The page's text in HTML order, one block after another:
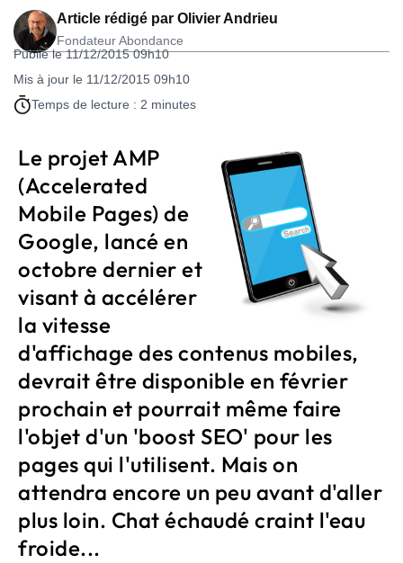
Article rédigé par Olivier Andrieu
Fondateur Abondance
Publié le 11/12/2015 09h10
Mis à jour le 11/12/2015 09h10
Temps de lecture : 2 minutes
Le projet AMP
(Accelerated
Mobile Pages) de
Google, lancé en
octobre dernier et
visant à accélérer
la vitesse
d'affichage des contenus mobiles,
devrait être disponible en février
prochain et pourrait même faire
l'objet d'un 'boost SEO' pour les
pages qui l'utilisent. Mais on
attendra encore un peu avant d'aller
plus loin. Chat échaudé craint l'eau
froide...